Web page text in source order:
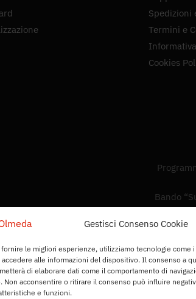
Gestisci Consenso Cookie
fornire le migliori esperienze, utilizziamo tecnologie come
alle informazioni del dispositivo. Il consenso a
di elaborare dati come il comportamento di
Non acconsentire o ritirare il consenso può influire
e funzioni.
Spedizioni
Termini e
Cookies
Bando